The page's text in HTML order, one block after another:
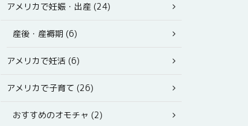
アメリカで妊娠・出産 (24)
産後・産褥期 (6)
アメリカで妊活 (6)
アメリカで子育て (26)
おすすめのオモチャ (2)